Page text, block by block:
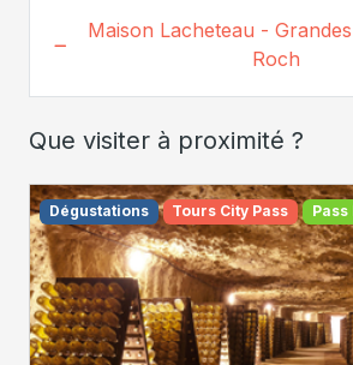
Maison Lacheteau -
Roch
Que visiter à proximité ?
Dégustations Tours City Pass